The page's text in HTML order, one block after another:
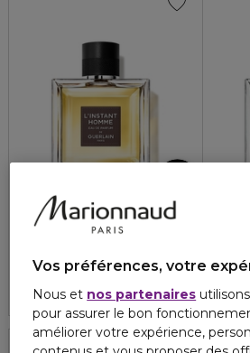
GUERLAIN
L'INSTANT DE GUERLAIN
161,00 € 4.8 61
Vos préférences, votre
Nous et nos partenaires
pour assurer le bon
améliorer votre expérience,